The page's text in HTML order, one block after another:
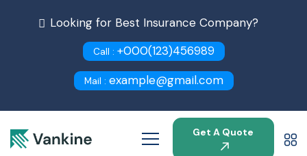
Looking for Best Insurance Company?
Call : +000(123)456989
Mail : example@gmail.com
Get A Quote